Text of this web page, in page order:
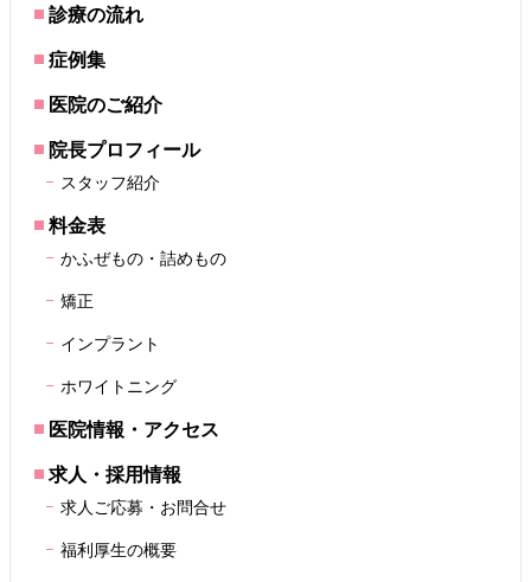
診療の流れ
症例集
医院のご紹介
院長プロフィール
スタッフ紹介
料金表
かふぜもの・詰めもの
矯正
インプラント
ホワイトニング
医院情報・アクセス
求人・採用情報
求人ご応募・お問合せ
福利厚生の概要